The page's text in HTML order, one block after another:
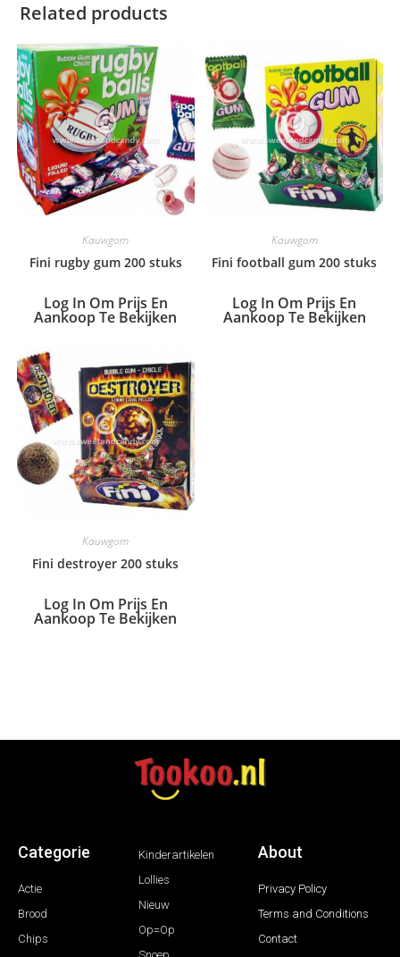
Related products
Kauwgom
Fini rugby gum 200 stuks
Log In Om Prijs En
Aankoop Te Bekijken
Kauwgom
Fini football gum 200 stuks
Log In Om Prijs En
Aankoop Te Bekijken
Kauwgom
Fini destroyer 200 stuks
Log In Om Prijs En
Aankoop Te Bekijken
Categorie
Actie
Brood
Chips
Kinderartikelen
Lollies
Nieuw
Op=Op
About
Privacy Policy
Terms and Conditions
Contact